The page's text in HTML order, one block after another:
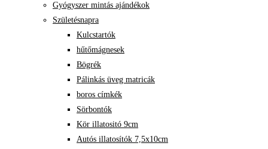
Gyógyszer mintás ajándékok
Születésnapra
Kulcstartók
hűtőmágnesek
Bögrék
Pálinkás üveg matricák
boros címkék
Sörbontók
Kör illatositó 9cm
Autós illatosítók 7,5x10cm